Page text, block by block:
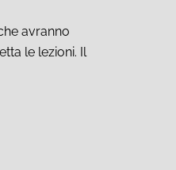
avranno
le lezioni. Il